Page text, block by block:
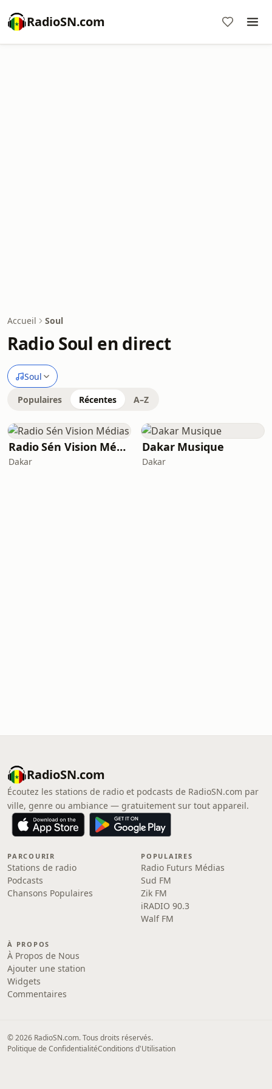
RadioSN.com
Accueil Soul
Radio Soul en direct
Soul
Populaires Récentes A–Z
Radio Sén Vision Médias
Dakar
Dakar Musique
Dakar
RadioSN.com
Écoutez les stations de radio et podcasts de RadioSN.com par
ville, genre ou ambiance — gratuitement sur tout appareil.
PARCOURIR
Stations de radio
Podcasts
Chansons Populaires
POPULAIRES
Radio Futurs Médias
Sud FM
Zik FM
iRADIO 90.3
Walf FM
À PROPOS
À Propos de Nous
Ajouter une station
Widgets
Commentaires
© 2026 RadioSN.com. Tous droits réservés.
Politique de ConfidentialitéConditions d'Utilisation